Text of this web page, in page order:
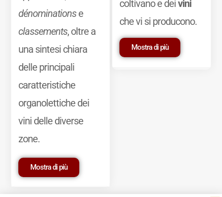
dénominationse
classements, oltre a
una sintesi chiara
delle principali
caratteristiche
organolettiche dei
vini delle diverse
zone.
Mostra di più
coltivano e deivini
che vi si producono.
Mostra di più